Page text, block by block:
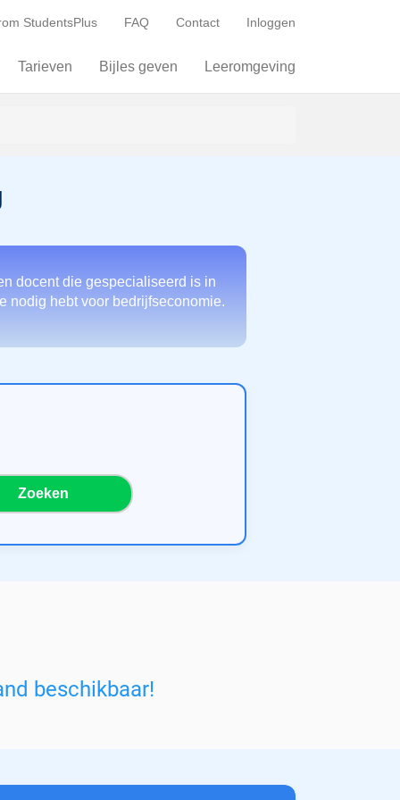
StudentsPlus FAQ Contact Inloggen
Tarieven Bijles geven Leeromgeving
docent die gespecialiseerd is in
nodig hebt voor bedrijfseconomie.
Zoeken
beschikbaar!